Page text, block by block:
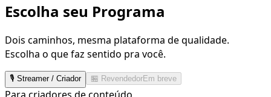
Escolha seu Programa
Dois caminhos, mesma plataforma de qualidade.
Escolha o que faz sentido pra você.
🎙️ Streamer / Criador 🏪 RevendedorEm breve